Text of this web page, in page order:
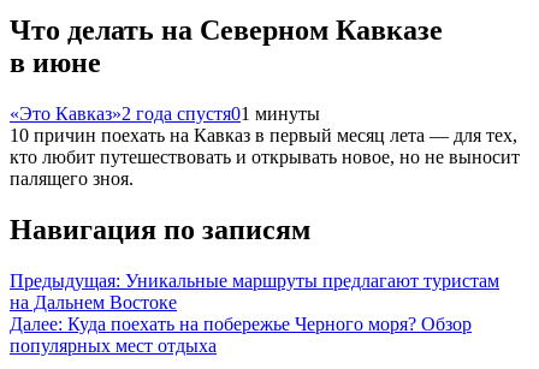
Что делать на Северном Кавказе
в июне
«Это Кавказ»2 года спустя01 минуты
10 причин поехать на Кавказ в первый месяц лета — для тех,
кто любит путешествовать и открывать новое, но не выносит
палящего зноя.
Навигация по записям
Предыдущая: Уникальные маршруты предлагают туристам
на Дальнем Востоке
Далее: Куда поехать на побережье Черного моря? Обзор
популярных мест отдыха